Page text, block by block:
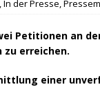
,In der Presse,
Petitionen an
zu erreichen.
einer